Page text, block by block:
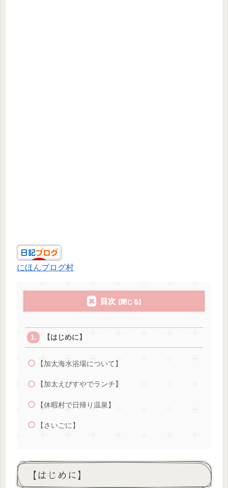
にほんブログ村
目次
【はじめに】
【加太海水浴場について】
【加太えびすやでランチ】
【休暇村で日帰り温泉】
【さいごに】
【はじめに】